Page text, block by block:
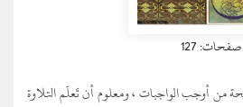
صفحات: 127
من أوجب الواجبات ، ومعلوم أن تَعلّم التلاوة